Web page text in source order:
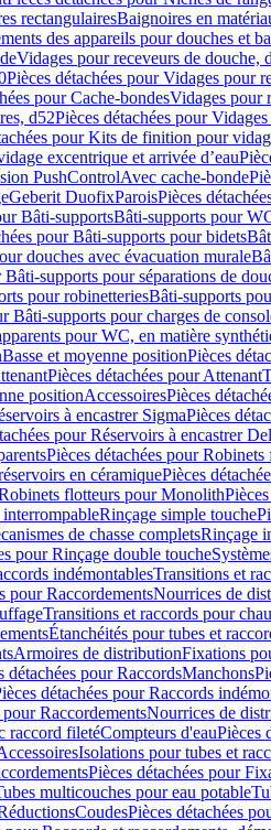
rectangulairesBaignoires en
des appareils pour douches et
Vidages pour receveurs de douche,
Pièces détachées pour Vidages pour
pour Cache-bondesVidages pour
d52Pièces détachées pour
pour Kits de finition pour
excentrique et arrivée d’eau
PushControlAvec cache-bonde
Geberit DuofixParoisPièces
Bâti-supportsBâti-supports pour
pour Bâti-supports pour bidets
douches avec évacuation murale
Bâti-supports pour séparations de
pour robinetteriesBâti-supports
Bâti-supports pour charges de
pour WC, en matière
Basse et moyenne positionPièces
Pièces détachées pour Attenant
positionAccessoiresPièces
à encastrer SigmaPièces
pour Réservoirs à encastrer
Pièces détachées pour
en céramiquePièces
flotteurs pour Monolith
interrompableRinçage simple touche
de chasse completsRinçage
pour Rinçage double touche
indémontablesTransitions et
pour RaccordementsNourrices de
Transitions et raccords pour
Étanchéités pour tubes et
Armoires de distributionFixations
détachées pour RaccordsManchons
détachées pour Raccords
pour RaccordementsNourrices de
raccord filetéCompteurs d'eauPièces
Isolations pour tubes et
Pièces détachées pour
multicouches pour eau potable
CoudesPièces détachées